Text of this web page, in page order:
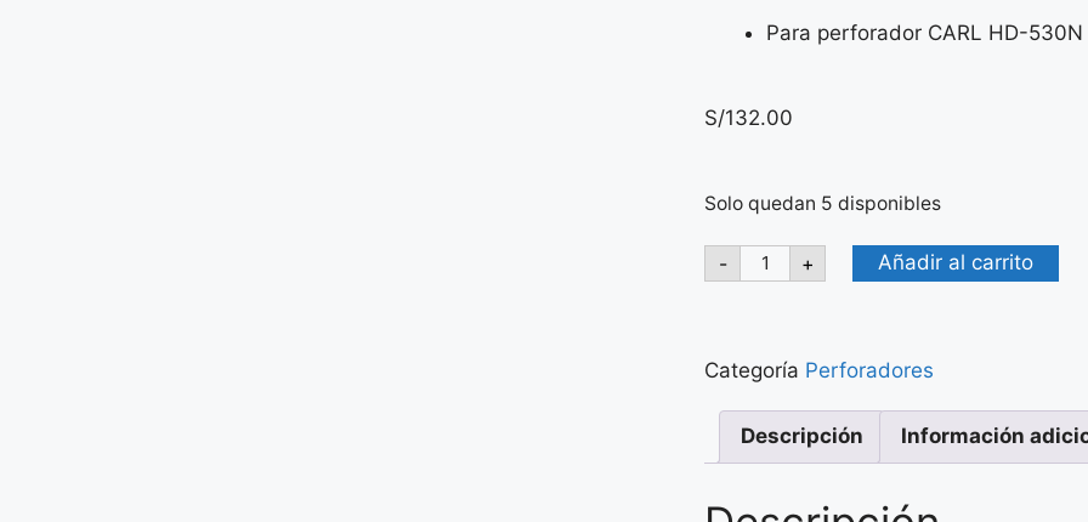
Para perforador CARL HD-530N
S/132.00
Solo quedan 5 disponibles
- + Añadir al carrito
Categoría Perforadores
Descripción Información